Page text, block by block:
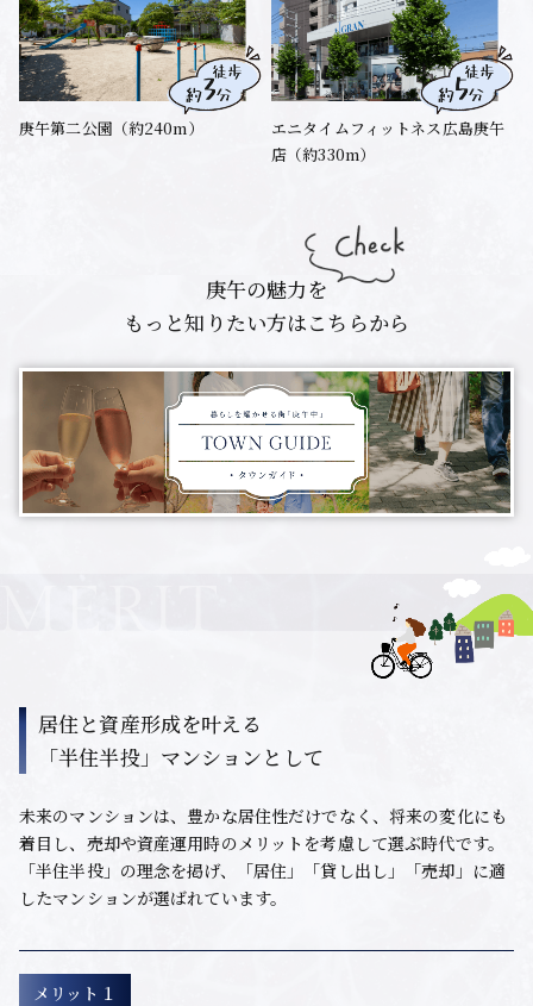
庚午第二公園（約240m） エニタイムフィットネス広島庚午
店（約330m）
庚午の魅力を
もっと知りたい方はこちらから
居住と資産形成を叶える
「半住半投」マンションとして
未来のマンションは、豊かな居住性だけでなく、将来の変化にも
着目し、売却や資産運用時のメリットを考慮して選ぶ時代です。
「半住半投」の理念を掲げ、「居住」「貸し出し」「売却」に適
したマンションが選ばれています。
メリット１